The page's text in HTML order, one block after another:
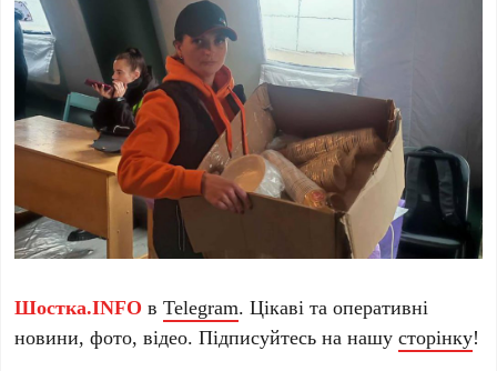
Шостка.INFO вTelegram. Цікаві та оперативні
новини, фото, відео. Підписуйтесь на нашусторінку!